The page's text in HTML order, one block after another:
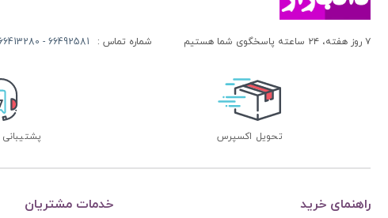
۷ روز هفته، ۲۴ ساعته پاسخگوی شما هستیم شماره تماس : 66492581 - 66413280 (021)
تحویل اکسپرس پشتیبانی 24 ساعته
راهنمای خرید خدمات مشتریان